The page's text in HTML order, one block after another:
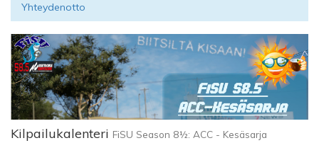
Yhteydenotto
Kilpailukalenteri FiSU Season 8½: ACC - Kesäsarja